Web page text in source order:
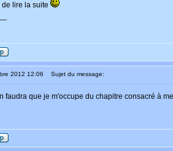
de lire la suite
2012 12:06 Sujet du message:
faudra que je m'occupe du chapitre consacré à